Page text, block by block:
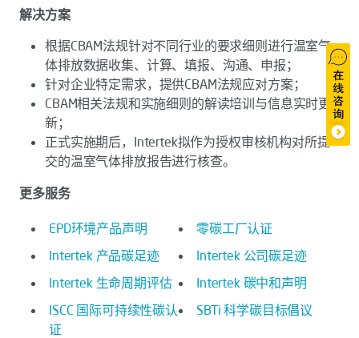
解决方案
根据CBAM法规针对不同行业的要求细则进行温室气
体排放数据收集、计算、填报、沟通、申报；
针对企业特定需求，提供CBAM法规应对方案；
CBAM相关法规和实施细则的解读培训与信息实时更
新；
正式实施期后，Intertek拟作为授权审核机构对所提
交的温室气体排放报告进行核查。
更多服务
EPD环境产品声明
零碳工厂认证
Intertek 产品碳足迹
Intertek 公司碳足迹
Intertek 生命周期评估
Intertek 碳中和声明
ISCC 国际可持续性碳认
证
SBTi 科学碳目标倡议